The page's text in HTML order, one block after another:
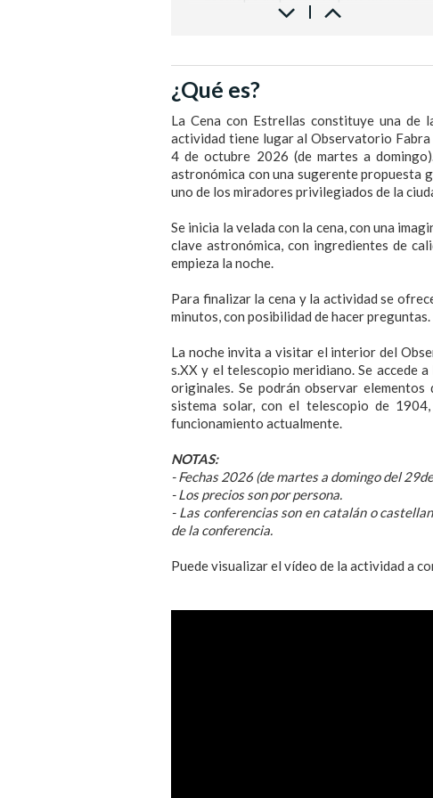
maracuyá
Vino Blanco
Casa Luz Verdejo D.O Rueda
Vino Tinto
Raimat Clamor D.O Costers del Segre
Cerveza con y sin alcohol, zumo,
Café e infusiones
¿Qué es?
La Cena con Estrellas constituye una de
actividad tiene lugar al Observatorio Fabra
4 de octubre 2026 (de martes a
astronómica con una sugerente propuesta
uno de los miradores privilegiados de la
Se inicia la velada con la cena, con una
clave astronómica, con ingredientes de
empieza la noche.
Para finalizar la cena y la actividad se
minutos, con posibilidad de hacer preguntas.
La noche invita a visitar el interior del
s.XX y el telescopio meridiano. Se accede
originales. Se podrán observar
sistema solar, con el telescopio de
funcionamiento actualmente.
NOTAS:
- Fechas 2026 (de martes a domingo del
- Los precios son por persona.
- Las conferencias son en catalán o
de la conferencia.
Puede visualizar el vídeo de la actividad a